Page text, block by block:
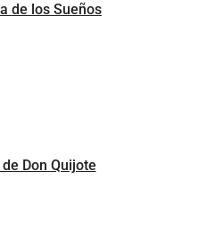
de los Sueños
Don Quijote